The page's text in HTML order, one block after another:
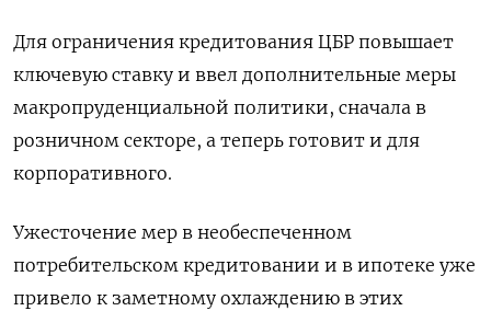
Для ограничения кредитования ЦБР повышает
ключевую ставку и ввел дополнительные меры
макропруденциальной политики, сначала в
розничном секторе, а теперь готовит и для
корпоративного.
Ужесточение мер в необеспеченном
потребительском кредитовании и в ипотеке уже
привело к заметному охлаждению в этих